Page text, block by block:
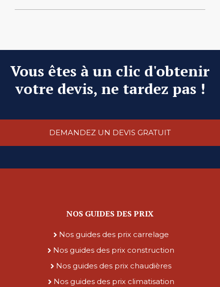
Vous êtes à un clic d'obtenir
votre devis, ne tardez pas !
DEMANDEZ UN DEVIS GRATUIT
NOS GUIDES DES PRIX
Nos guides des prix carrelage
Nos guides des prix construction
Nos guides des prix chaudières
Nos guides des prix climatisation